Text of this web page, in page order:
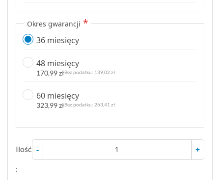
Okres gwarancji
36 miesięcy
48 miesięcy
170,99 zł 139,02 zł
60 miesięcy
323,99 zł 263,41 zł
Ilość
:
- +